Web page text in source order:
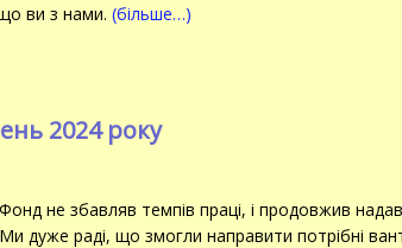
ви з нами. (більше…)
2024 року
не збавляв темпів праці, і продовжив
дуже раді, що змогли направити потрібні